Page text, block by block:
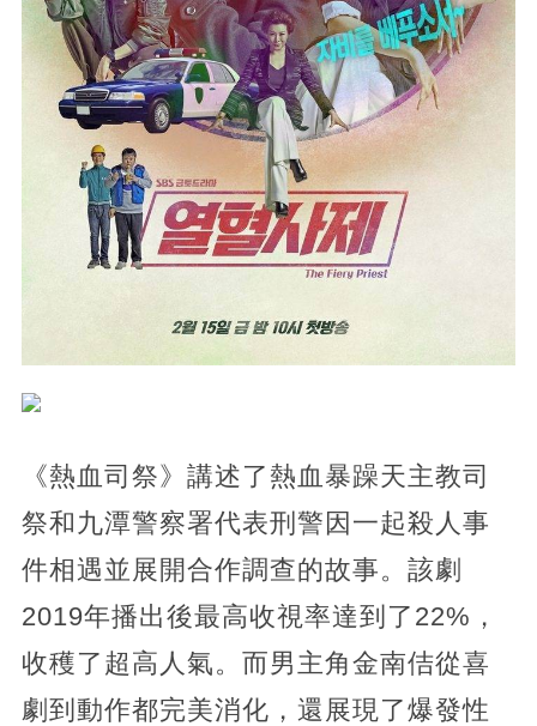
《熱血司祭》講述了熱血暴躁天主教司
祭和九潭警察署代表刑警因一起殺人事
件相遇並展開合作調查的故事。該劇
2019年播出後最高收視率達到了22%，
收穫了超高人氣。而男主角金南佶從喜
劇到動作都完美消化，還展現了爆發性